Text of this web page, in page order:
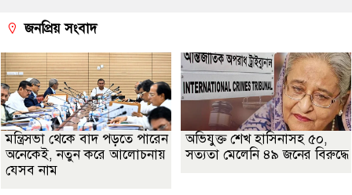
জনপ্রিয় সংবাদ
মন্ত্রিসভা থেকে বাদ পড়তে পারেন
অনেকেই, নতুন করে আলোচনায়
যেসব নাম
অভিযুক্ত শেখ হাসিনাসহ ৫০,
সত্যতা মেলেনি ৪৯ জনের বিরুদ্ধে